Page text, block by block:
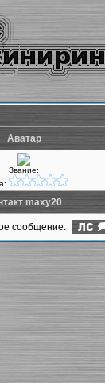
Аватар
Звание:
maxy20
сообщение: